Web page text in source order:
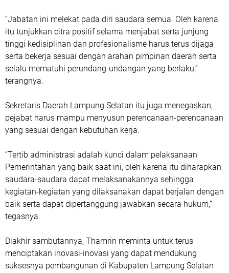
“Jabatan ini melekat pada diri saudara semua. Oleh karena
itu tunjukkan citra positif selama menjabat serta junjung
tinggi kedisiplinan dan profesionalisme harus terus dijaga
serta bekerja sesuai dengan arahan pimpinan daerah serta
selalu mematuhi perundang-undangan yang berlaku,”
terangnya.
Sekretaris Daerah Lampung Selatan itu juga menegaskan,
pejabat harus mampu menyusun perencanaan-perencanaan
yang sesuai dengan kebutuhan kerja.
“Tertib administrasi adalah kunci dalam pelaksanaan
Pemerintahan yang baik saat ini, oleh karena itu diharapkan
saudara-saudara dapat melaksanakannya sehingga
kegiatan-kegiatan yang dilaksanakan dapat berjalan dengan
baik serta dapat dipertanggung jawabkan secara hukum,”
tegasnya.
Diakhir sambutannya, Thamrin meminta untuk terus
menciptakan inovasi-inovasi yang dapat mendukung
suksesnya pembangunan di Kabupaten Lampung Selatan